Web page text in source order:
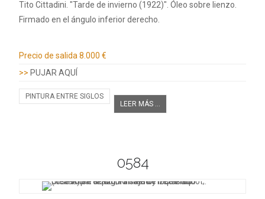
Tito Cittadini. "Tarde de invierno (1922)". Óleo sobre lienzo.
Firmado en el ángulo inferior derecho.
Precio de salida 8.000 €
>> PUJAR AQUÍ
PINTURA ENTRE SIGLOS
LEER MÁS ...
0584